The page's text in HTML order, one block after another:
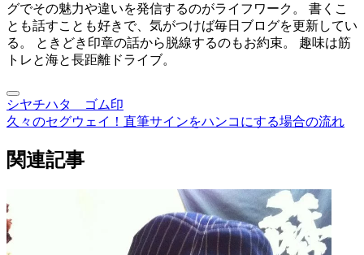
グでその魅力や違いを発信するのがライフワーク。 書くこ
とも話すことも好きで、気がつけば毎日ブログを更新してい
る。 ときどき印章の話から脱線するのもお約束。 趣味は筋
トレと海と長距離ドライブ。
シヤチハタ ゴム印
久々のセグウェイ！ 直筆サインをハンコにする場合の流れ
関連記事